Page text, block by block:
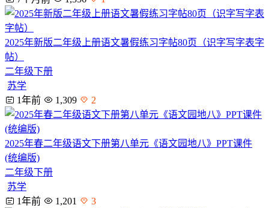
2025年新版二年级上册语文暑假练习字帖80页（识字写字表字
帖）
二年级下册
苏学
1年前
1,309 2
2025年春二年级语文下册第八单元《语文园地八》PPT课件
(统编版)
二年级下册
苏学
1年前
1,201 3